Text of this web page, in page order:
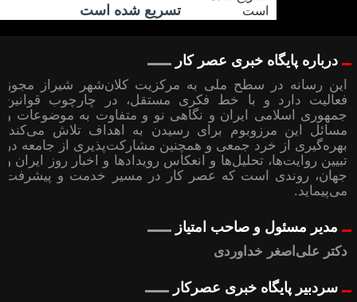
تسریع شده است
درباره پایگاه خبری عصر کار
این رسانه در سطح ملی به مرکزیت کلان‌شهر شیراز مجوز
فعالیت دارد و با خط فکری مستقل، در چارچوب قوانین
جمهوری اسلامی ایران و نگاهی نو و متفاوت به موضوعات ‌و
مسائل این مرزوبوم برای رسیدن به اهداف تلاش می‌کند؛
بهره‌گیری از خرد جمعی و همچنین مشارکت‌پذیری از جامعه در
تبیین روایت‌ها، تحلیل‌ها و انعکاس رویدادها و اخبار روز ایران و
جهان، روندی است که عصر کار در مسیر خدمت و پیشرفت
می‌پیماید.
مدیر مسئول و صاحب امتیاز
دکتر علی‌اصغر خداوردی
سردبیر پایگاه خبری عصرکار